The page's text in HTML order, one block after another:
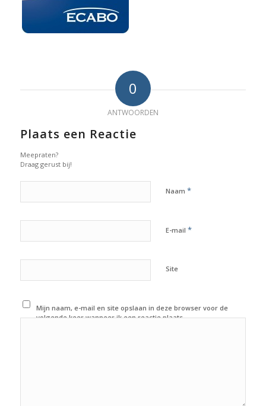
0
ANTWOORDEN
Plaats een Reactie
Meepraten?
Draag gerust bij!
Naam *
E-mail *
Site
Mijn naam, e-mail en site opslaan in deze browser voor de
volgende keer wanneer ik een reactie plaats.